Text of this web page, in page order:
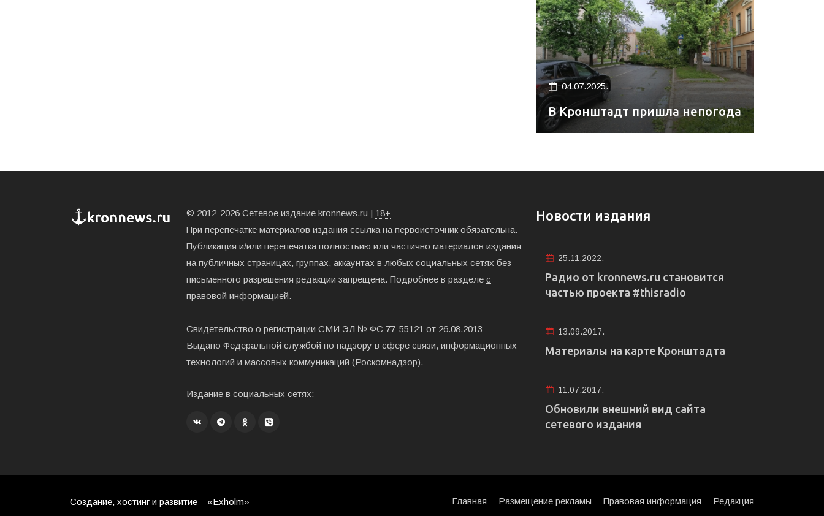
04.07.2025.
В Кронштадт пришла непогода
© 2012-2026 Сетевое издание kronnews.ru | 18+
При перепечатке материалов издания ссылка на первоисточник обязательна.
Публикация и/или перепечатка полностьию или частично материалов издания
на публичных страницах, группах, аккаунтах в любых социальных сетях без
письменного разрешения редакции запрещена. Подробнее в разделе с
правовой информацией.
Свидетельство о регистрации СМИ ЭЛ № ФС 77-55121 от 26.08.2013
Выдано Федеральной службой по надзору в сфере связи, информационных
технологий и массовых коммуникаций (Роскомнадзор).
Издание в социальных сетях:
Новости издания
25.11.2022.
Радио от kronnews.ru становится
частью проекта #thisradio
13.09.2017.
Материалы на карте Кронштадта
11.07.2017.
Обновили внешний вид сайта
сетевого издания
Создание, хостинг и развитие – «Exholm» Главная Размещение рекламы Правовая информация Редакция